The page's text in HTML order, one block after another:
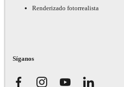
Renderizado fotorrealista
Síganos